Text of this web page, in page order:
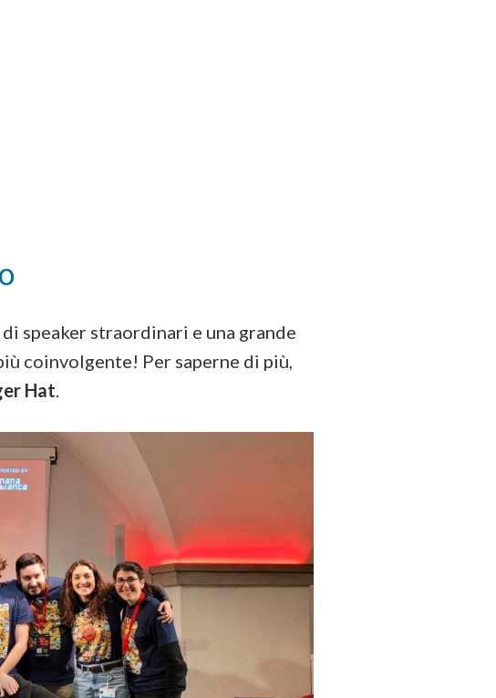
di speaker straordinari e una grande
coinvolgente! Per saperne di più,
Hat